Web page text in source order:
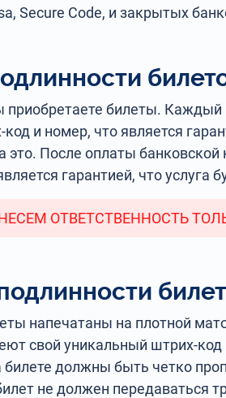
Secure Code, и закрытых
билеты. Каждый
и номер, что является
это. После оплаты
гарантией, что услуга
ОТВЕТСТВЕННОСТЬ
напечатаны на плотной
свой уникальный штрих-код
билете должны быть четко
не должен передаваться